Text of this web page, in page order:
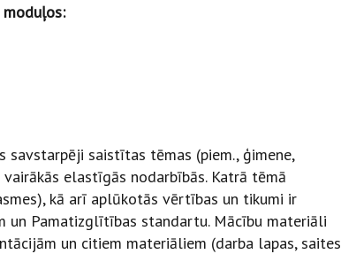
saistītas tēmas (piem., ģimene,
elastīgās nodarbībās. Katrā tēmā
kā arī aplūkotās vērtības un tikumi ir
Pamatizglītības standartu. Mācību materiāli
un citiem materiāliem (darba lapas, saites